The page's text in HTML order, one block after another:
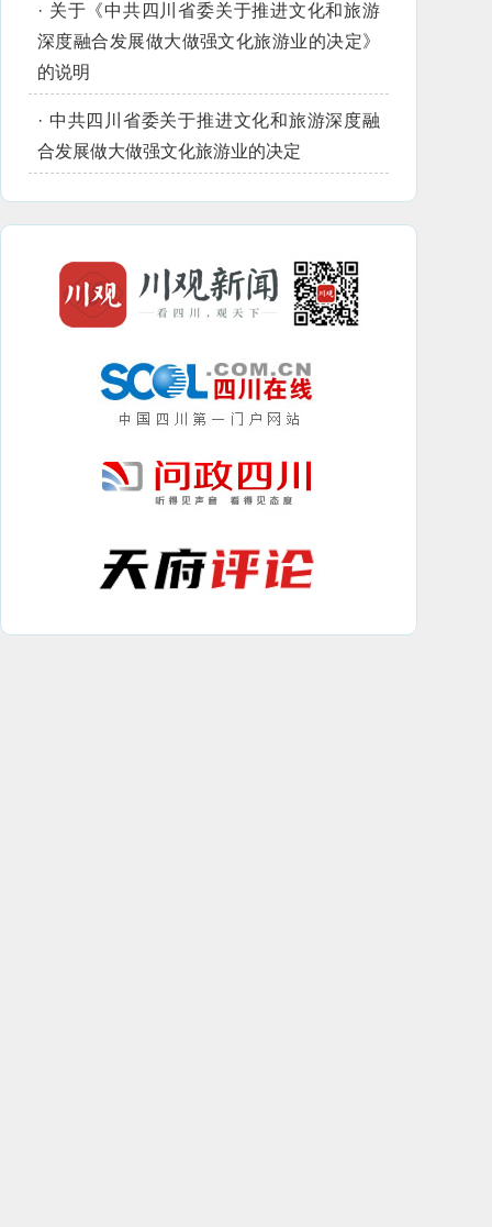
· 关于《中共四川省委关于推进文化和旅游
深度融合发展做大做强文化旅游业的决定》
的说明
· 中共四川省委关于推进文化和旅游深度融
合发展做大做强文化旅游业的决定